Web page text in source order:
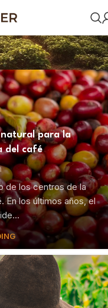
para la
del café
de los centros de la
En los últimos años, el